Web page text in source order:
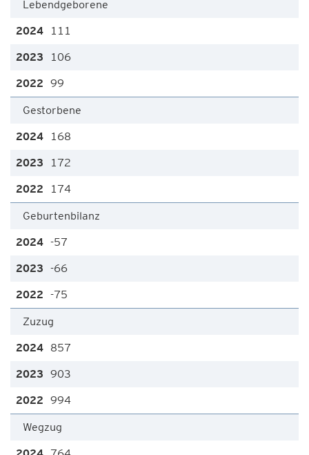
Lebendgeborene
111
106
99
Gestorbene
168
172
174
Geburtenbilanz
-57
-66
-75
Zuzug
857
903
994
Wegzug